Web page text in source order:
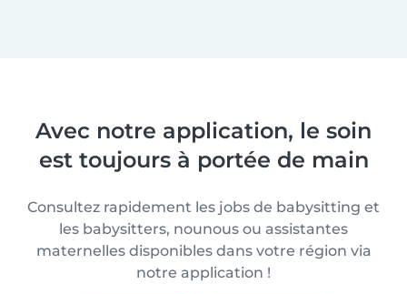
Avec notre application, le soin
est toujours à portée de main
Consultez rapidement les jobs de babysitting et
les babysitters, nounous ou assistantes
maternelles disponibles dans votre région via
notre application !